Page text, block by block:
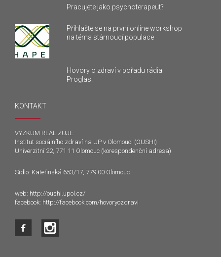
Pracujete jako psychoterapeut?
Přihlašte se na první online workshop
na téma stárnoucí populace
Hovory o zdraví v pořadu rádia
Proglas!
KONTAKT
VÝZKUM REALIZUJE
Institut sociálního zdraví na UP v Olomouci (OUSHI)
Univerzitní 22, 771 11 Olomouc (korespondenční adresa)
Sídlo: Kateřinská 653/17, 779 00 Olomouc
web: http://oushi.upol.cz/
facebook: http://facebook.com/hovoryozdravi